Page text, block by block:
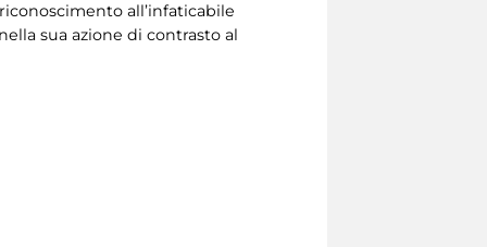
all’infaticabile
sua azione di contrasto al